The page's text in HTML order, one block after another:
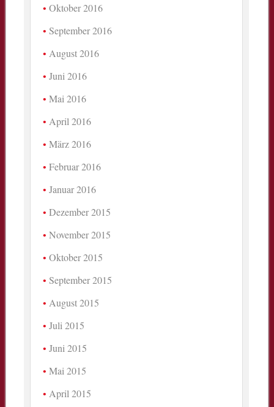
Oktober 2016
September 2016
August 2016
Juni 2016
Mai 2016
April 2016
März 2016
Februar 2016
Januar 2016
Dezember 2015
November 2015
Oktober 2015
September 2015
August 2015
Juli 2015
Juni 2015
Mai 2015
April 2015